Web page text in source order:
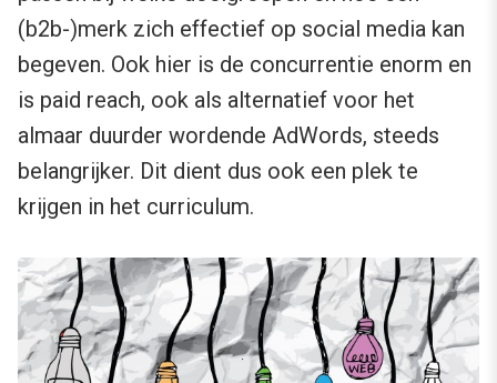
(b2b-)merk zich effectief op social media kan
begeven. Ook hier is de concurrentie enorm en
is paid reach, ook als alternatief voor het
almaar duurder wordende AdWords, steeds
belangrijker. Dit dient dus ook een plek te
krijgen in het curriculum.